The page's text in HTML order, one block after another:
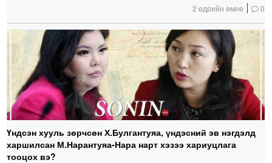
2 өдрийн өмнө 0
Үндсэн хууль зөрчсөн Х.Булгантуяа, үндэсний эв нэгдэлд
харшилсан М.Нарантуяа-Нара нарт хэзээ хариуцлага
тооцох вэ?